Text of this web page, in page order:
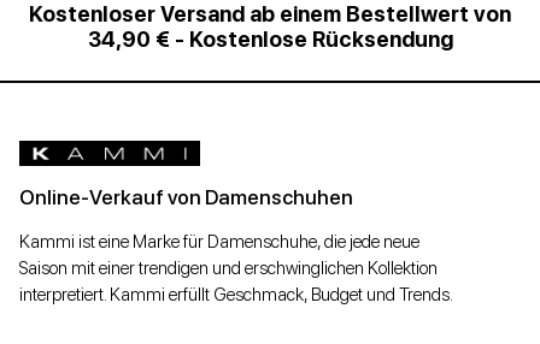
Kostenloser Versand ab einem Bestellwert von
34,90 € - Kostenlose Rücksendung
Online-Verkauf von Damenschuhen
Kammi ist eine Marke für Damenschuhe, die jede neue
Saison mit einer trendigen und erschwinglichen Kollektion
interpretiert. Kammi erfüllt Geschmack, Budget und Trends.